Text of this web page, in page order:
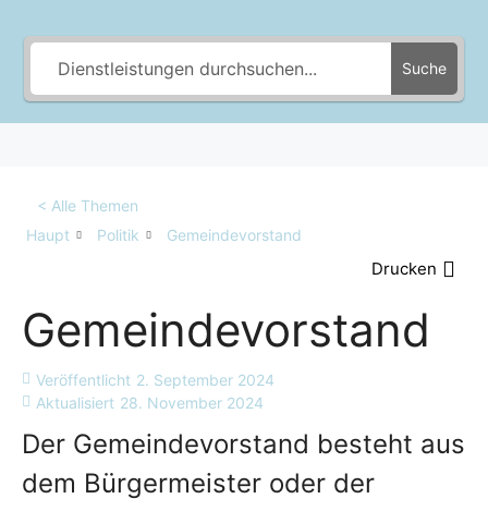
Suche
< Alle Themen
Haupt
Politik Gemeindevorstand
Drucken
Gemeindevorstand
Veröffentlicht 2. September 2024
Aktualisiert 28. November 2024
Der Gemeindevorstand besteht aus
dem Bürgermeister oder der